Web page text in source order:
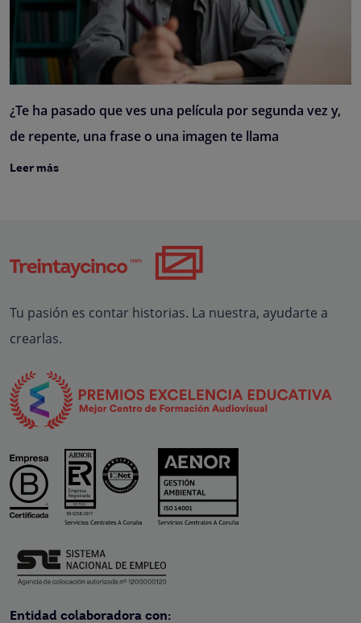
¿Te ha pasado que ves una película por segunda vez y,
de repente, una frase o una imagen te llama
Leer más
Tu pasión es contar historias. La nuestra, ayudarte a
crearlas.
Entidad colaboradora con: